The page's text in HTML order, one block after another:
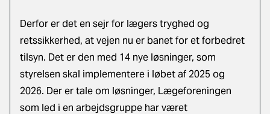
Derfor er det en sejr for lægers tryghed og
retssikkerhed, at vejen nu er banet for et forbedret
tilsyn. Det er den med 14 nye løsninger, som
styrelsen skal implementere i løbet af 2025 og
2026. Der er tale om løsninger, Lægeforeningen
som led i en arbejdsgruppe har været